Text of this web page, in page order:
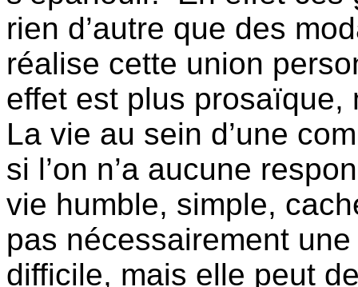
rien d’autre que des
réalise cette union
effet est plus prosaïque,
La vie au sein d’une
si l’on n’a aucune
vie humble, simple,
pas nécessairement
difficile, mais elle peut